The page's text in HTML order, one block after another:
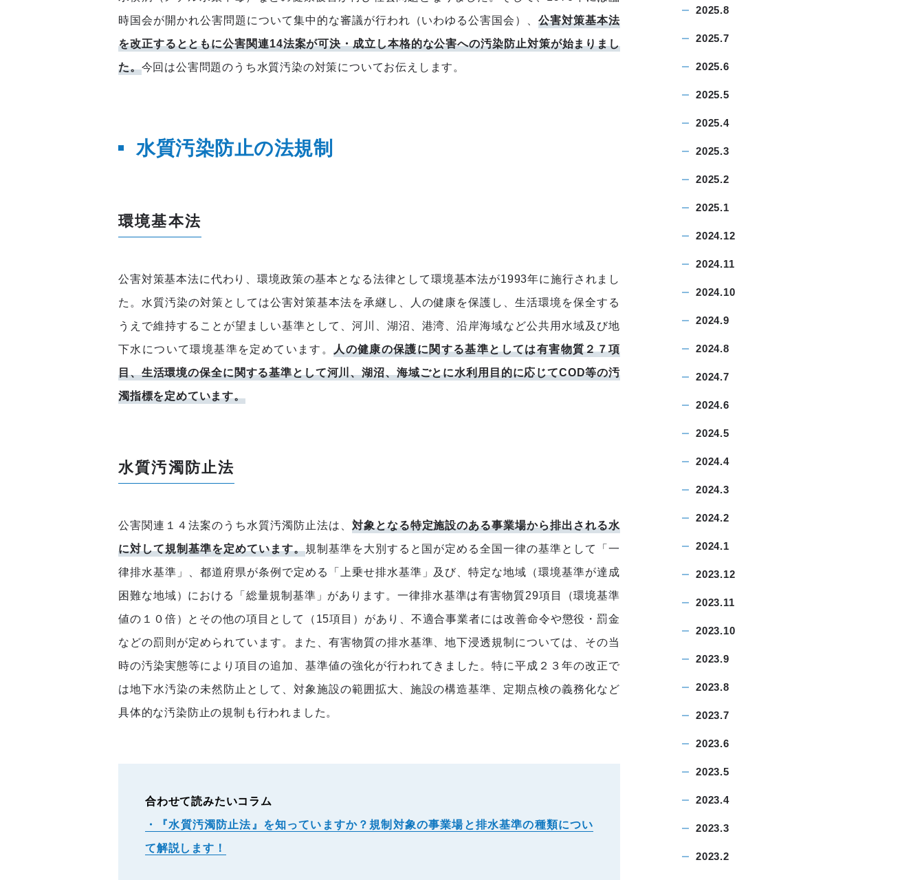
時国会が開かれ公害問題について集中的な審議が行われ（いわゆる公害国会）、公害対策基本法
を改正するとともに公害関連14法案が可決・成立し本格的な公害への汚染防止対策が始まりまし
た。今回は公害問題のうち水質汚染の対策についてお伝えします。
水質汚染防止の法規制
環境基本法
公害対策基本法に代わり、環境政策の基本となる法律として環境基本法が1993年に施行されまし
た。水質汚染の対策としては公害対策基本法を承継し、人の健康を保護し、生活環境を保全する
うえで維持することが望ましい基準として、河川、湖沼、港湾、沿岸海域など公共用水域及び地
下水について環境基準を定めています。人の健康の保護に関する基準としては有害物質２７項
目、生活環境の保全に関する基準として河川、湖沼、海域ごとに水利用目的に応じてCOD等の汚
濁指標を定めています。
水質汚濁防止法
公害関連１４法案のうち水質汚濁防止法は、 対象となる特定施設のある事業場から排出される水
に対して規制基準を定めています。規制基準を大別すると国が定める全国一律の基準として「一
律排水基準」、都道府県が条例で定める「上乗せ排水基準」及び、特定な地域（環境基準が達成
困難な地域）における「総量規制基準」があります。一律排水基準は有害物質29項目（環境基準
値の１０倍）とその他の項目として（15項目）があり、不適合事業者には改善命令や懲役・罰金
などの罰則が定められています。また、有害物質の排水基準、地下浸透規制については、その当
時の汚染実態等により項目の追加、基準値の強化が行われてきました。特に平成２３年の改正で
は地下水汚染の未然防止として、対象施設の範囲拡大、施設の構造基準、定期点検の義務化など
具体的な汚染防止の規制も行われました。
合わせて読みたいコラム
・『水質汚濁防止法』を知っていますか？規制対象の事業場と排水基準の種類につい
て解説します！
2025.8
2025.7
2025.6
2025.5
2025.4
2025.3
2025.2
2025.1
2024.12
2024.11
2024.10
2024.9
2024.8
2024.7
2024.6
2024.5
2024.4
2024.3
2024.2
2024.1
2023.12
2023.11
2023.10
2023.9
2023.8
2023.7
2023.6
2023.5
2023.4
2023.3
2023.2